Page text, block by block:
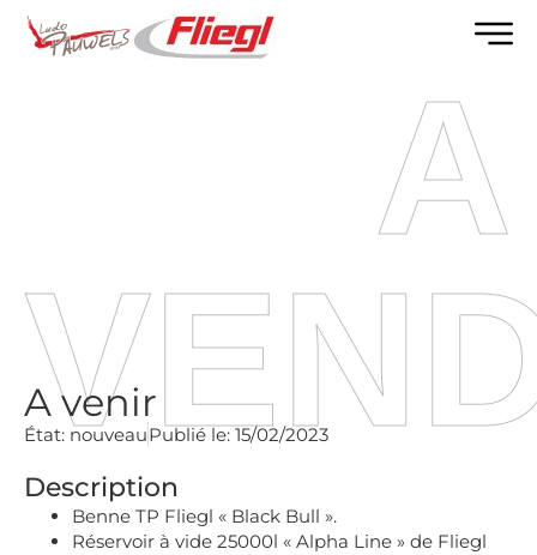
A
A venir
État: nouveauPublié le:15/02/2023
Description
Benne TP Fliegl « Black Bull ».
Réservoir à vide 25000l « Alpha Line » de Fliegl